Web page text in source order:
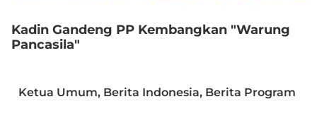
Kadin Gandeng PP Kembangkan "Warung
Pancasila"
Ketua Umum, Berita Indonesia, Berita Program